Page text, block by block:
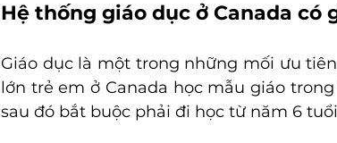
Hệ thống giáo dục ở Canada có
Giáo dục là một trong những mối ưu
lớn trẻ em ở Canada học mẫu giáo
sau đó bắt buộc phải đi học từ năm 6